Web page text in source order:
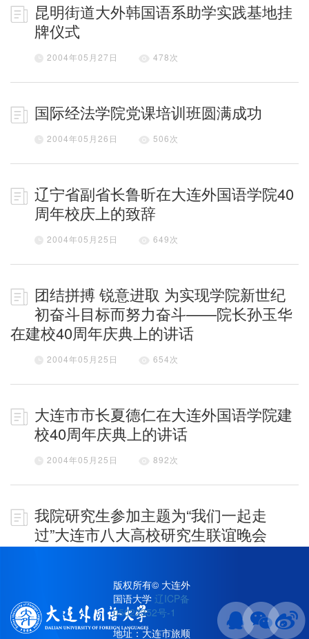
昆明街道大外韩国语系助学实践基地挂
牌仪式
2004年05月27日 478次
国际经法学院党课培训班圆满成功
2004年05月26日 506次
辽宁省副省长鲁昕在大连外国语学院40
周年校庆上的致辞
2004年05月25日 649次
团结拼搏 锐意进取 为实现学院新世纪
初奋斗目标而努力奋斗——院长孙玉华
在建校40周年庆典上的讲话
2004年05月25日 654次
大连市市长夏德仁在大连外国语学院建
校40周年庆典上的讲话
2004年05月25日 892次
我院研究生参加主题为“我们一起走
过”大连市八大高校研究生联谊晚会
首页 528 529 530 532
533
下页
尾页
版权所有© 大连外
国语大学辽ICP备
05022352号-1
地址：大连市旅顺